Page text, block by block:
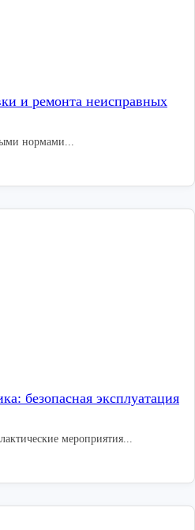
и ремонта неисправных
нормами...
безопасная эксплуатация
мероприятия...